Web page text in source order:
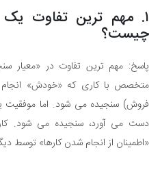
۱. مهم ترین تفاوت
چیست؟
پاسخ: مهم ترین تفاوت در
متخصص با کاری که «خودش»
فروش) سنجیده می شود. اما موفقیت
دست می آورد، سنجیده می شود.
«اطمینان از انجام شدن کارها» توسط